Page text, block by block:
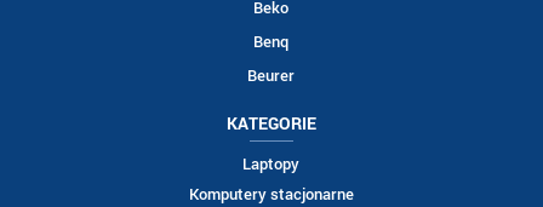
Beko
Benq
Beurer
KATEGORIE
Laptopy
Komputery stacjonarne